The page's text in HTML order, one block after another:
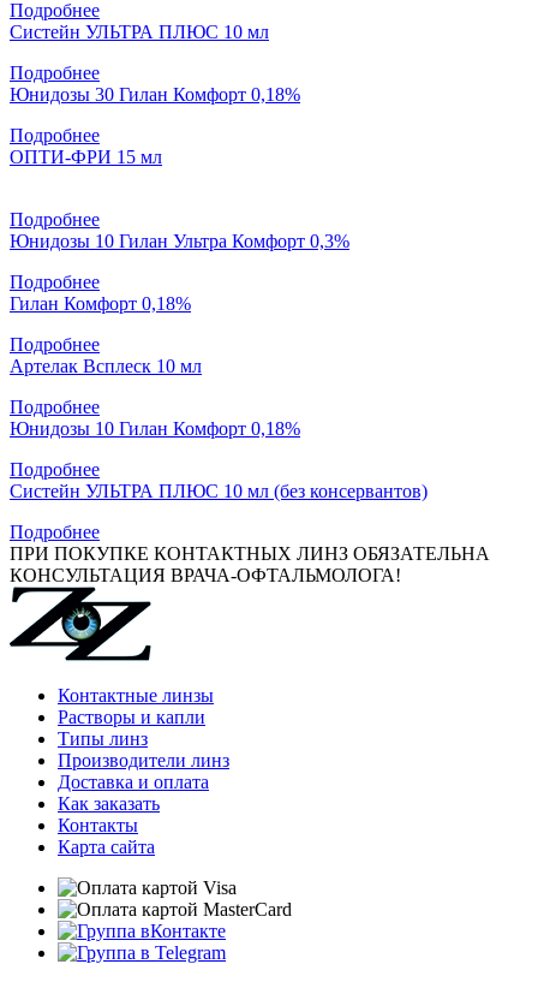
Подробнее
Систейн УЛЬТРА ПЛЮС 10 мл
Подробнее
Юнидозы 30 Гилан Комфорт 0,18%
Подробнее
ОПТИ-ФРИ 15 мл
Подробнее
Юнидозы 10 Гилан Ультра Комфорт 0,3%
Подробнее
Гилан Комфорт 0,18%
Подробнее
Артелак Всплеск 10 мл
Подробнее
Юнидозы 10 Гилан Комфорт 0,18%
Подробнее
Систейн УЛЬТРА ПЛЮС 10 мл (без консервантов)
Подробнее
ПРИ ПОКУПКЕ КОНТАКТНЫХ ЛИНЗ ОБЯЗАТЕЛЬНА
КОНСУЛЬТАЦИЯ ВРАЧА-ОФТАЛЬМОЛОГА!
Контактные линзы
Растворы и капли
Типы линз
Производители линз
Доставка и оплата
Как заказать
Контакты
Карта сайта